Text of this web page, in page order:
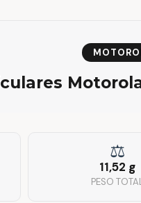
⚖
11,52 g
PESO